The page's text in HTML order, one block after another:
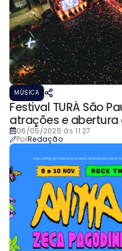
MÚSICA
Festival TURÁ São
atrações e abertura
06/05/2025 às 11:27
PorRedação